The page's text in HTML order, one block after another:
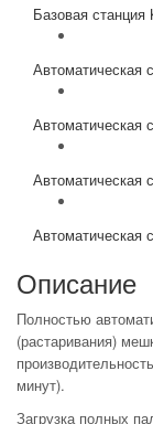
Базовая
Автоматическая
Автоматическая
Автоматическая
Автоматическая
Описание
Полностью
(растаривания)
минут).
Загрузка полных